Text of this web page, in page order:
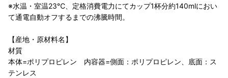
※水温・室温23℃、定格消費電力にてカップ1杯分約140mlにおい
て通電自動オフするまでの沸騰時間。
【産地・原材料名】
材質
本体=ポリプロピレン 内容器=側面：ポリプロピレン、底面：ス
テンレス